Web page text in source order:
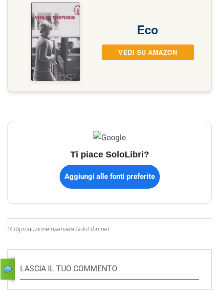
Eco
VEDI SU AMAZON
Ti piace SoloLibri?
Aggiungi alle fonti preferite
© Riproduzione riservata SoloLibri.net
LASCIA IL TUO COMMENTO